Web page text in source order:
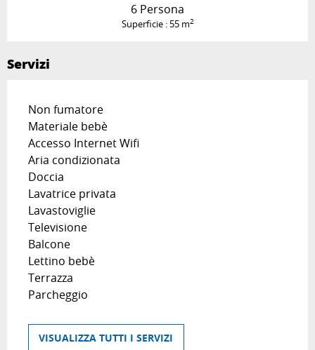
6 Persona
Superficie : 55 m2
Servizi
Non fumatore
Materiale bebè
Accesso Internet Wifi
Aria condizionata
Doccia
Lavatrice privata
Lavastoviglie
Televisione
Balcone
Lettino bebè
Terrazza
Parcheggio
VISUALIZZA TUTTI I SERVIZI